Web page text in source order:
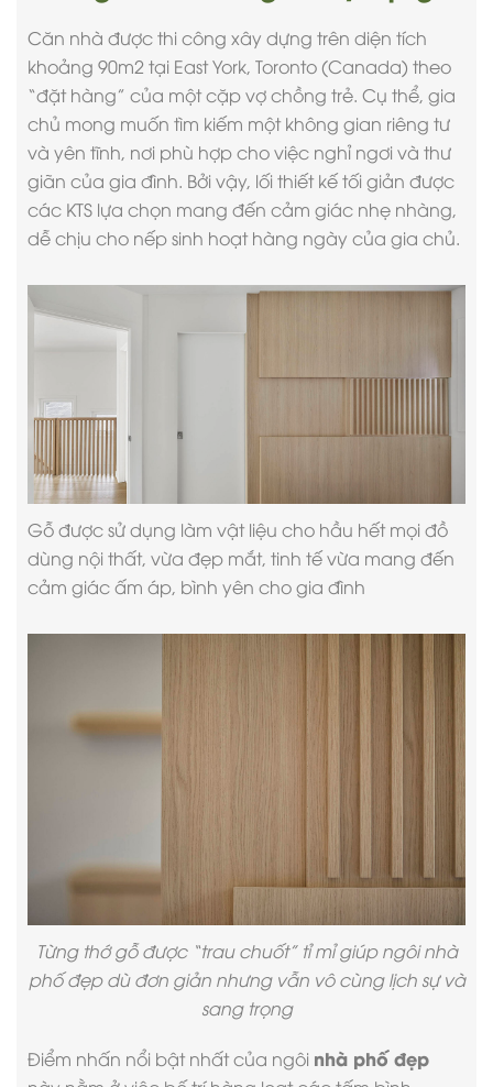
Căn nhà đượcthi công xây dựng trên diện tích
khoảng 90m2 tại East York, Toronto (Canada) theo
“đặt hàng” của một cặp vợ chồng trẻ. Cụ thể, gia
chủ mong muốn tìm kiếm một không gian riêng tư
và yên tĩnh, nơi phù hợp cho việc nghỉ ngơi và thư
giãn của gia đình. Bởi vậy, lối thiết kế tối giản được
các KTS lựa chọn mang đến cảm giác nhẹ nhàng,
dễ chịu cho nếp sinh hoạt hàng ngày của gia chủ.
Gỗ được sử dụng làm vật liệu cho hầu hết mọi đồ
dùng nội thất, vừa đẹp mắt, tinh tế vừa mang đến
cảm giác ấm áp, bình yên cho gia đình
Từng thớ gỗ được “trau chuốt” tỉ mỉ giúp ngôinhà
phố đẹpdù đơn giản nhưng vẫn vô cùng lịch sự và
sang trọng
Điểm nhấn nổi bật nhất của ngôi nhà phố đẹp